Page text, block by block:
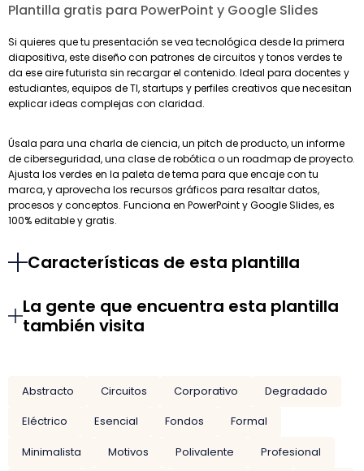
Plantilla gratis para PowerPoint y Google Slides
Si quieres que tu presentación se vea tecnológica desde la primera
diapositiva, este diseño con patrones de circuitos y tonos verdes te
da ese aire futurista sin recargar el contenido. Ideal para docentes y
estudiantes, equipos de TI, startups y perfiles creativos que necesitan
explicar ideas complejas con claridad.
Úsala para una charla de ciencia, un pitch de producto, un informe
de ciberseguridad, una clase de robótica o un roadmap de proyecto.
Ajusta los verdes en la paleta de tema para que encaje con tu
marca, y aprovecha los recursos gráficos para resaltar datos,
procesos y conceptos. Funciona en PowerPoint y Google Slides, es
100% editable y gratis.
Características de esta plantilla
La gente que encuentra esta plantilla
también visita
Abstracto Circuitos Corporativo
Degradado
Eléctrico
Esencial Fondos
Formal
Minimalista
Motivos Polivalente
Profesional